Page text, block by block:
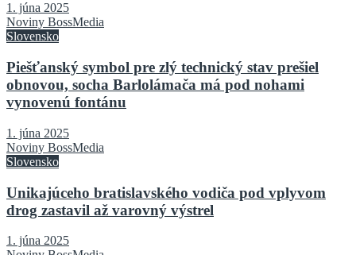
1. júna 2025
Noviny BossMedia
Slovensko
Piešťanský symbol pre zlý technický stav prešiel
obnovou, socha Barlolámača má pod nohami
vynovenú fontánu
1. júna 2025
Noviny BossMedia
Slovensko
Unikajúceho bratislavského vodiča pod vplyvom
drog zastavil až varovný výstrel
1. júna 2025